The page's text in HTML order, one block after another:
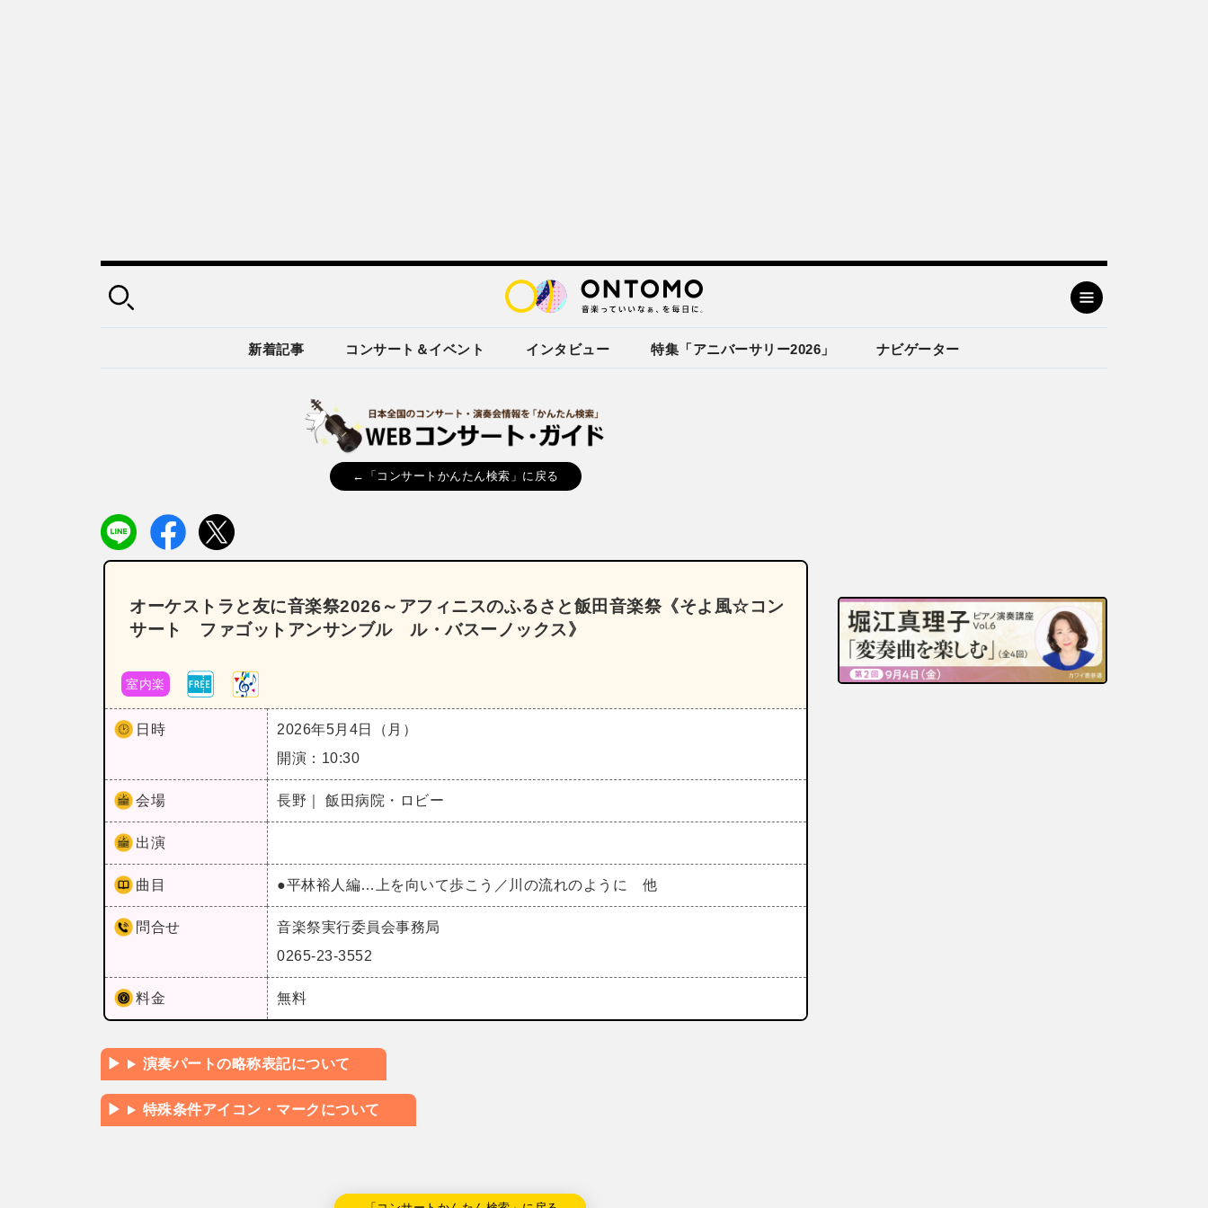
新着記事 コンサート＆イベント インタビュー 特集「アニバーサリー2026」 ナビゲーター
←「コンサートかんたん検索」に戻る
オーケストラと友に音楽祭2026～アフィニスのふるさと飯田音楽祭《そよ風☆コン
サート ファゴットアンサンブル ル・バスーノックス》
室内楽
日時
2026年5月4日（月）
開演：10:30
会場 長野｜ 飯田病院・ロビー
出演
曲目 ●平林裕人編…上を向いて歩こう／川の流れのように 他
問合せ
音楽祭実行委員会事務局
0265-23-3552
料金 無料
演奏パートの略称表記について
特殊条件アイコン・マークについて